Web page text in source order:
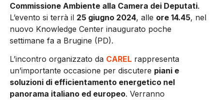
Commissione Ambiente alla Camera dei Deputati.
L’evento si terrà il 25 giugno 2024, alle ore 14.45, nel
nuovo Knowledge Center inaugurato poche
settimane fa a Brugine (PD).
L’incontro organizzato da CAREL rappresenta
un’importante occasione per discutere piani e
soluzioni di efficientamento energetico nel
panorama italiano ed europeo. Verranno